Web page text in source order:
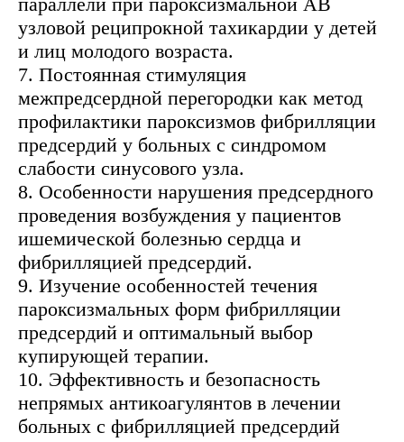
узловой реципрокной тахикардии у детей
и лиц молодого возраста.
7. Постоянная стимуляция
межпредсердной перегородки как метод
профилактики пароксизмов фибрилляции
предсердий у больных с синдромом
слабости синусового узла.
8. Особенности нарушения предсердного
проведения возбуждения у пациентов
ишемической болезнью сердца и
фибрилляцией предсердий.
9. Изучение особенностей течения
пароксизмальных форм фибрилляции
предсердий и оптимальный выбор
купирующей терапии.
10. Эффективность и безопасность
непрямых антикоагулянтов в лечении
больных с фибрилляцией предсердий